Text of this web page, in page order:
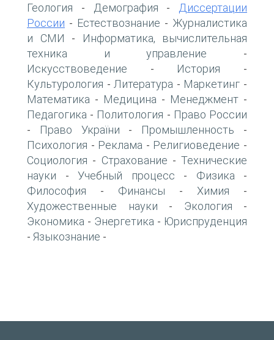
Геология - Демография -
Диссертации
России - Естествознание - Журналистика
и СМИ -
Информатика, вычислительная
техника и управление -
Искусствоведение - История -
Культурология - Литература - Маркетинг -
Математика - Медицина - Менеджмент -
Педагогика - Политология - Право России
- Право України - Промышленность -
Психология - Реклама - Религиоведение -
Социология - Страхование - Технические
науки - Учебный процесс - Физика -
Философия - Финансы - Химия -
Художественные науки - Экология -
Экономика - Энергетика - Юриспруденция
- Языкознание -